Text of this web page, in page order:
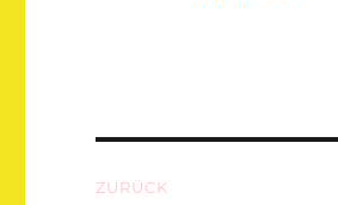
ZURÜCK